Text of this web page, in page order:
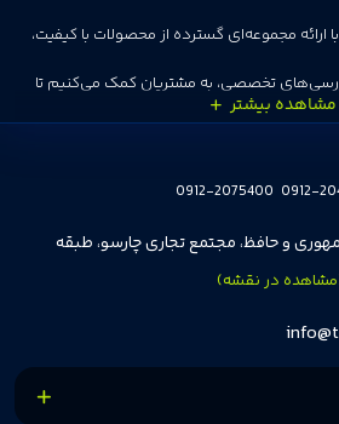
ارائه مجموعه‌ای گسترده از محصولات با کیفیت،
تخصصی، به مشتریان کمک می‌کنیم تا
داشته باشند. تهران اسپیکر با تجربه‌ای بیش از
تجربه خریدی آسان، سریع و مطمئن تمرکز دارد تا
از انتخاب خود لذت ببرند. ما به رضایت و اعتماد
در تلاشیم تا بهترین‌ها را برای آن‌ها فراهم
کنیم.
0912-
0912-2075400
و حافظ، مجتمع تجاری چارسو، طبقه
در نقشه)